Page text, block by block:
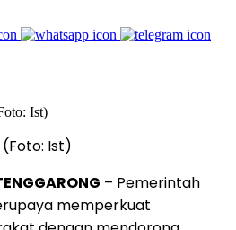
(Foto: Ist)
– Pemerintah
memperkuat